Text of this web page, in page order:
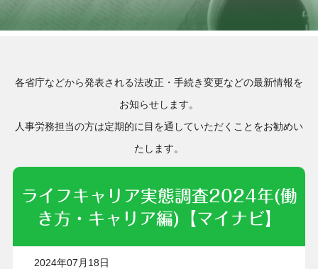
各省庁などから発表される法改正・手続き変更などの最新情報を
お知らせします。
人事労務担当の方は定期的に目を通していただくことをお勧めい
たします。
ライフキャリア実態調査2024年(働
き方・キャリア編)【マイナビ】
2024年07月18日